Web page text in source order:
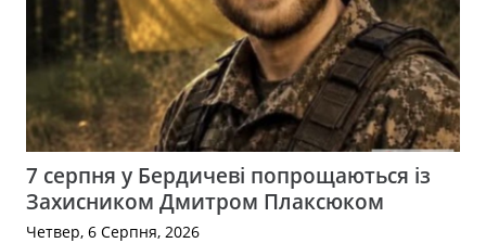
7 серпня у Бердичеві попрощаються із
Захисником Дмитром Плаксюком
Четвер, 6 Серпня, 2026